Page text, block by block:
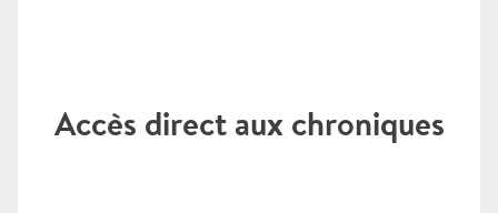
Accès direct aux chroniques